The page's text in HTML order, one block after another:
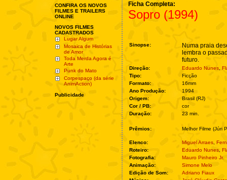
CONFIRA OS NOVOS
FILMES E TRAILERS
ONLINE
NOVOS FILMES
CADASTRADOS
Lugar Algum
Mosaica de Histórias
de Amor
Toda Merda Agora é
Arte
Punk do Mato
Corpespaço (da série
AnimAction)
Publicidade
Ficha Completa:
Sopro (1994)
Sinopse:
Numa praia
lembra o
futuro.
Direção: Eduardo Nunes
Tipo:
Ficção
Formato:
16mm
Ano Produção:
1994
Origem:
Brasil (RJ)
Cor / PB:
cor
Duração:
23 min.
Prêmios: Melhor Filme (Júri
Elenco: Miguel Arraes
Roteiro:
Eduardo Nunes
Fotografia:
Mauro Pinheiro Jr.
Animação:
Simone Melo
Edição de Som:
Adriano Fiaux